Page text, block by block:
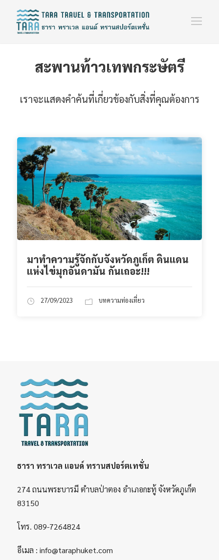
สะพานท้าวเทพกระษัตรี
เราจะแสดงคำค้นที่เกี่ยวข้องกับสิ่งที่คุณต้องการ
มาทำความรู้จักกับจังหวัดภูเก็ต ดินแดน
แห่งไข่มุกอันดามัน กันเถอะ!!!
27/09/2023 บทความท่องเที่ยว
ธารา ทราเวล แอนด์ ทรานสปอร์ตเทชั่น
274 ถนนพระบารมี ตำบลป่าตอง อำเภอกะทู้ จังหวัดภูเก็ต
83150
โทร. 089-7264824
อีเมล : info@taraphuket.com